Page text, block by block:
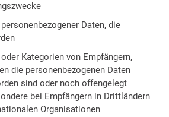
Daten, die
Kategorien von Empfängern,
die personenbezogenen Daten
sind oder noch offengelegt
bei Empfängern in Drittländern
Organisationen